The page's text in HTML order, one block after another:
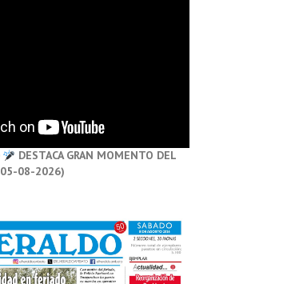
DESTACA GRAN MOMENTO DEL
08-2026)